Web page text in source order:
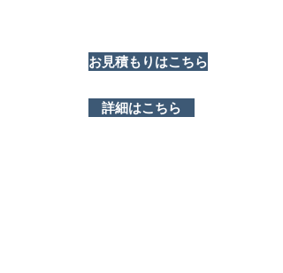
お見積もりはこちら
詳細はこちら